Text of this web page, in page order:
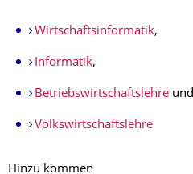
Wirtschaftsinformatik,
Informatik,
Betriebswirtschaftslehreund
Volkswirtschaftslehre
Hinzu kommen